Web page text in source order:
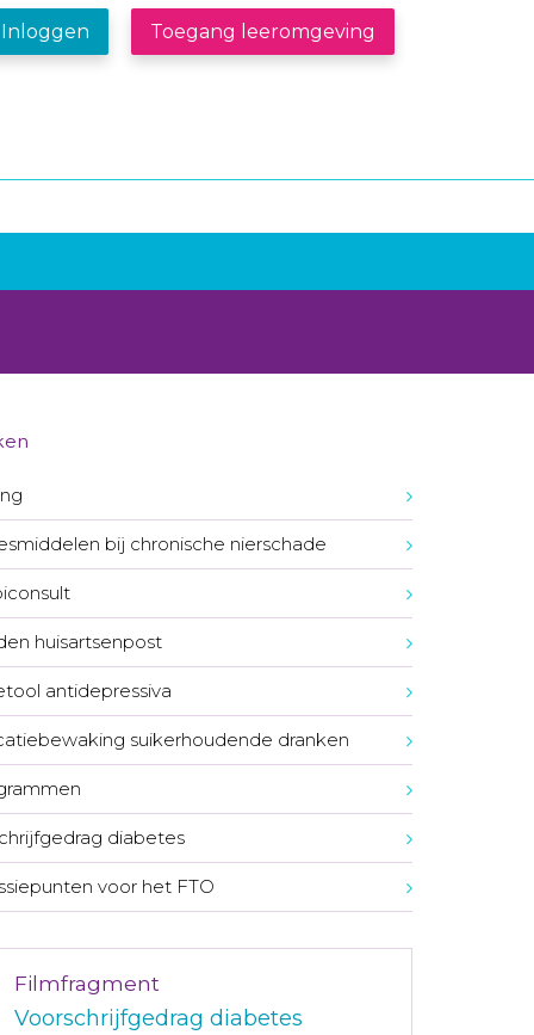
Inloggen Toegang leeromgeving
bij chronische nierschade
huisartsenpost
antidepressiva
suikerhoudende dranken
diabetes
voor het FTO
Filmfragment
Voorschrijfgedrag diabetes